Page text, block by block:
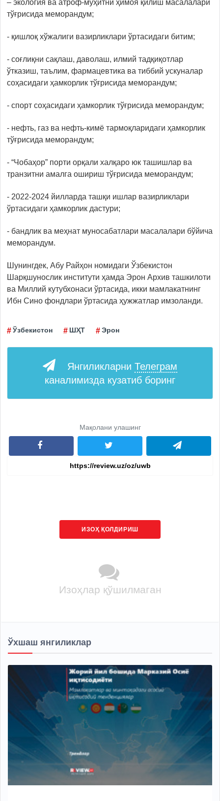
– экология ва атроф-муҳитни ҳимоя қилиш масалалари
тўғрисида меморандум;
- қишлоқ хўжалиги вазирликлари ўртасидаги битим;
- соғлиқни сақлаш, даволаш, илмий тадқиқотлар
ўтказиш, таълим, фармацевтика ва тиббий ускуналар
соҳасидаги ҳамкорлик тўғрисида меморандум;
- спорт соҳасидаги ҳамкорлик тўғрисида меморандум;
- нефть, газ ва нефть-кимё тармоқларидаги ҳамкорлик
тўғрисида меморандум;
- “Чобаҳор” порти орқали халқаро юк ташишлар ва
транзитни амалга ошириш тўғрисида меморандум;
- 2022-2024 йилларда ташқи ишлар вазирликлари
ўртасидаги ҳамкорлик дастури;
- бандлик ва меҳнат муносабатлари масалалари бўйича
меморандум.
Шунингдек, Абу Райҳон номидаги Ўзбекистон
Шарқшунослик институти ҳамда Эрон Архив ташкилоти
ва Миллий кутубхонаси ўртасида, икки мамлакатнинг
Ибн Сино фондлари ўртасида ҳужжатлар имзоланди.
Ўзбекистон ШҲТ Эрон
Янгиликларни Телеграм
каналимизда кузатиб боринг
Мақолани улашинг
ИЗОҲ ҚОЛДИРИШ
Изоҳлар қўшилмаган
Ўхшаш янгиликлар